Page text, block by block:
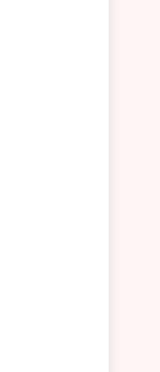
Medusa Casino
Quick Wins &